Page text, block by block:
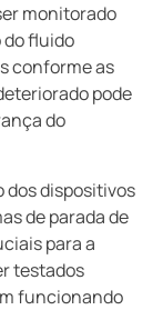
monitorado
fluido
conforme as
pode
do
dispositivos
de parada de
para a
testados
funcionando